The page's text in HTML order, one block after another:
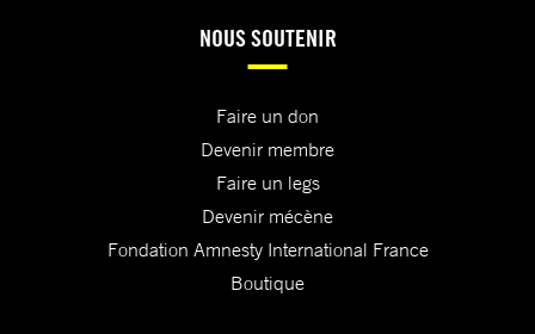
NOUS SOUTENIR
Faire un don
Devenir membre
Faire un legs
Devenir mécène
Fondation Amnesty International France
Boutique